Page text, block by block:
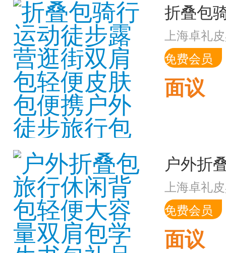
上海卓礼
免费会员
面议
上海卓礼
免费会员
面议